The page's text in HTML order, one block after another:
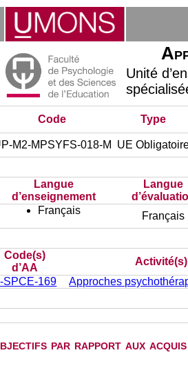
Unité
Code Type
M2-MPSYFS-018-M UE
Langue
d’enseignement
Langue
Français
Français
Code(s)
d’AA
SPCE-169
Approches
par rapport aux acquis